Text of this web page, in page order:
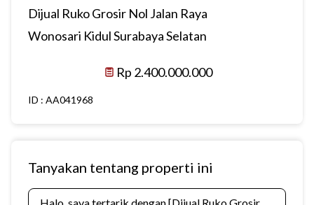
Dijual Ruko Grosir Nol Jalan Raya
Wonosari Kidul Surabaya Selatan
Rp 2.400.000.000
ID : AA041968
Tanyakan tentang properti ini